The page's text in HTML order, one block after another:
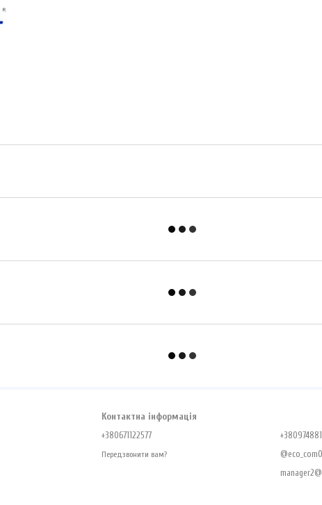
Контактна інформація
+380671122577
Передзвонити вам?